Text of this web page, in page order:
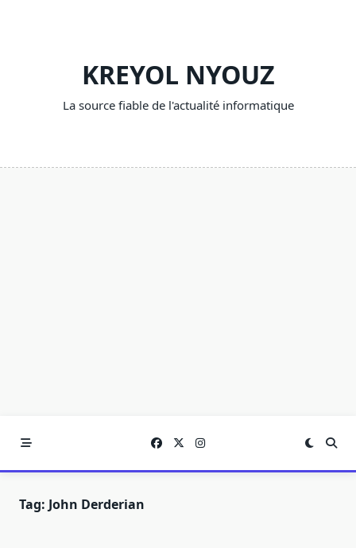
KREYOL NYOUZ
La source fiable de l'actualité informatique
Tag: John Derderian